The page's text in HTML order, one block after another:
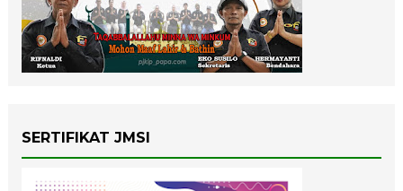
SERTIFIKAT JMSI